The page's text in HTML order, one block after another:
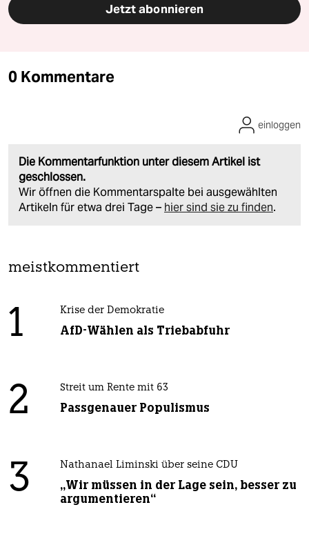
Jetzt abonnieren
0 Kommentare
Die Kommentarfunktion unter diesem Artikel ist
geschlossen.
Wir öffnen die Kommentarspalte bei ausgewählten
Artikeln für etwa drei Tage – hier sind sie zu finden.
einloggen
meistkommentiert
1 Krise der Demokratie
AfD-Wählen als Triebabfuhr
2 Streit um Rente mit 63
Passgenauer Populismus
3 Nathanael Liminski über seine CDU
„Wir müssen in der Lage sein, besser zu
argumentieren“